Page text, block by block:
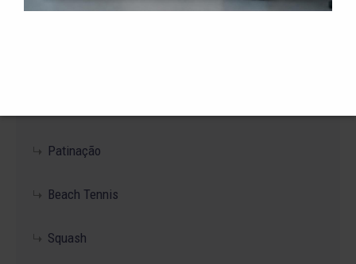
Patinação
Beach Tennis
Squash